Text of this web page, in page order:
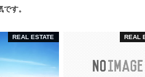
す。
REAL ESTATE REAL